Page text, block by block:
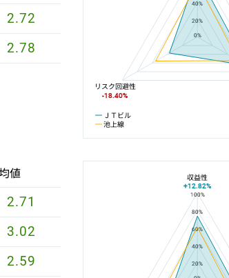
2.72
2.78
40%
20%
0%
ＪＴビル
池上線
リスク回避性
-18.40%
値
2.71
3.02
2.59
ＪＴビルと池上駅の平均値の総合評価の比較
100%
80%
60%
40%
20%
収益性
+12.82%